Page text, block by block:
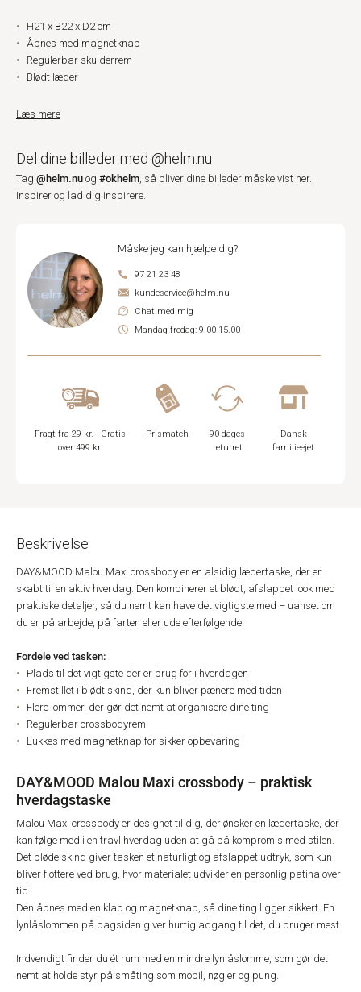
H21 x B22 x D2 cm
Åbnes med magnetknap
Regulerbar skulderrem
Blødt læder
Læs mere
Del dine billeder med @helm.nu
Tag @helm.nu og #okhelm, så bliver dine billeder måske vist her.
Inspirer og lad dig inspirere.
Måske jeg kan hjælpe dig?
97 21 23 48
kundeservice@helm.nu
Chat med mig
Mandag-fredag: 9.00-15.00
Fragt fra 29 kr. - Gratis
over 499 kr.
Prismatch
90 dages
returret
Dansk
familieejet
Beskrivelse
DAY&MOOD Malou Maxi crossbody er en alsidig lædertaske, der er
skabt til en aktiv hverdag. Den kombinerer et blødt, afslappet look med
praktiske detaljer, så du nemt kan have det vigtigste med – uanset om
du er på arbejde, på farten eller ude efterfølgende.
Fordele ved tasken:
Plads til det vigtigste der er brug for i hverdagen
Fremstillet i blødt skind, der kun bliver pænere med tiden
Flere lommer, der gør det nemt at organisere dine ting
Regulerbar crossbodyrem
Lukkes med magnetknap for sikker opbevaring
DAY&MOOD Malou Maxi crossbody – praktisk
hverdagstaske
Malou Maxi crossbody er designet til dig, der ønsker en lædertaske, der
kan følge med i en travl hverdag uden at gå på kompromis med stilen.
Det bløde skind giver tasken et naturligt og afslappet udtryk, som kun
bliver flottere ved brug, hvor materialet udvikler en personlig patina over
tid.
Den åbnes med en klap og magnetknap, så dine ting ligger sikkert. En
lynlåslommen på bagsiden giver hurtig adgang til det, du bruger mest.
Indvendigt finder du ét rum med en mindre lynlåslomme, som gør det
nemt at holde styr på småting som mobil, nøgler og pung.